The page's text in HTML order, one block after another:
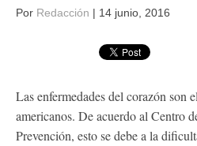
Por Redacción | 14 junio, 2016
Las enfermedades del corazón son
americanos. De acuerdo al Centro
Prevención, esto se debe a la